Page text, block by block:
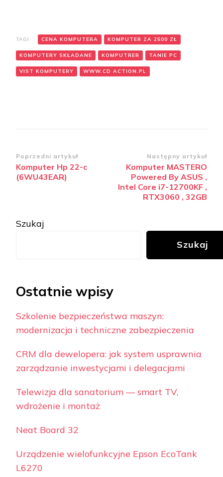
TAGI: CENA KOMPUTERA KOMPUTER ZA 2500 ZŁ
KOMPUTERY SKŁADANE KOMPUTRER TANIE PC
VIST KOMPUTERY WWW.CD ACTION.PL
Zobacz
wpisy
Poprzedni artykuł
Komputer Hp 22-c
(6WU43EAR)
Następny artykuł
Komputer MASTERO
Powered By ASUS ,
Intel Core i7-12700KF ,
RTX3060 , 32GB
Szukaj
Szukaj
Ostatnie wpisy
Szkolenie bezpieczeństwa maszyn:
modernizacja i techniczne zabezpieczenia
CRM dla dewelopera: jak system usprawnia
zarządzanie inwestycjami i delegacjami
Telewizja dla sanatorium — smart TV,
wdrożenie i montaż
Neat Board 32
Urządzenie wielofunkcyjne Epson EcoTank
L6270